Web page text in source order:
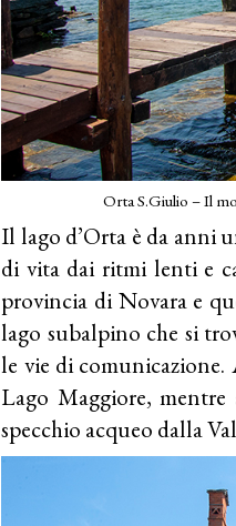
Orta S.Giulio – Il
Il lago d’Orta è da anni
di vita dai ritmi lenti e
provincia di Novara e
lago subalpino che si
le vie di
Lago Maggiore,
specchio acqueo dalla